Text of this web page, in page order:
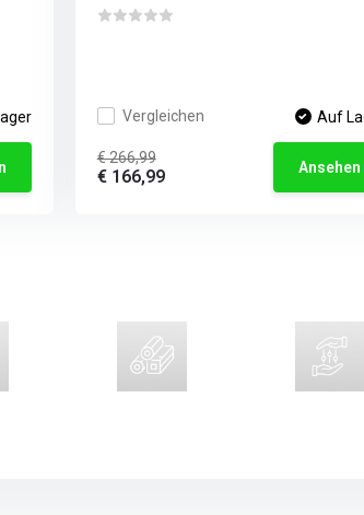
Vergleichen Auf
€ 266,99
€ 166,99 Ansehen